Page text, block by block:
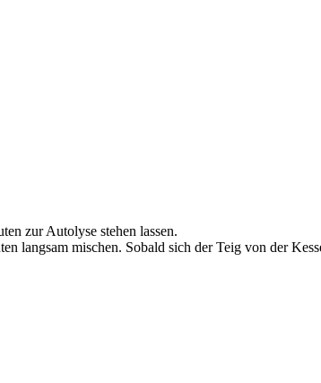
zur Autolyse stehen lassen.
langsam mischen. Sobald sich der Teig von der